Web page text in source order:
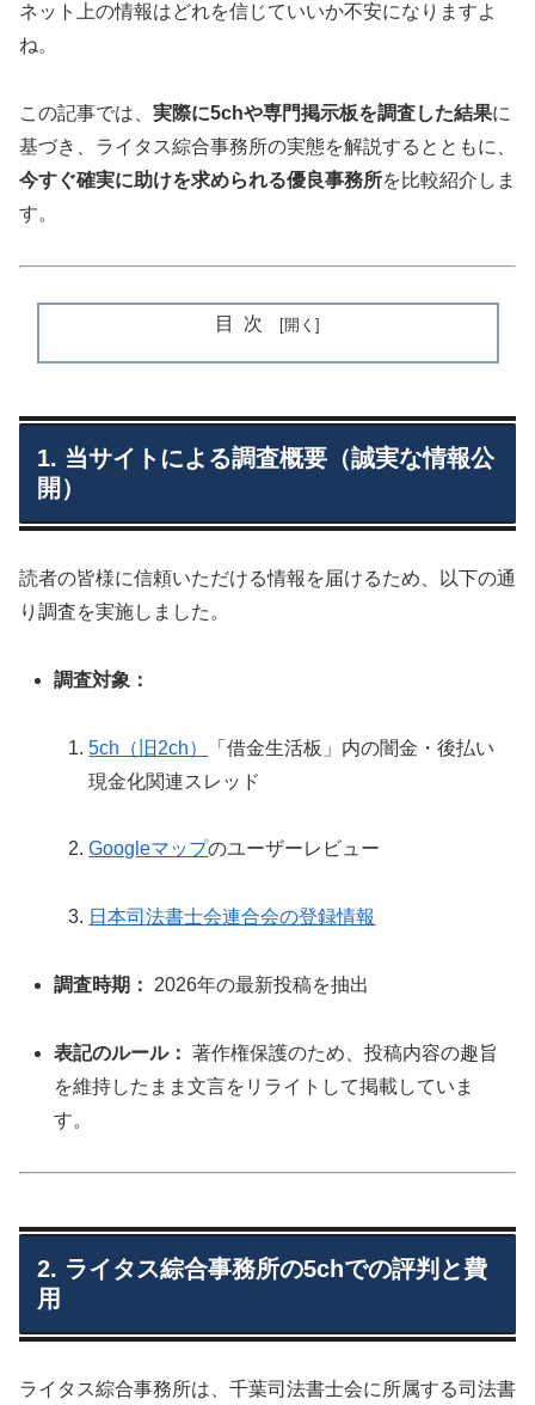
ネット上の情報はどれを信じていいか不安になりますよ
ね。
この記事では、 実際に5chや専門掲示板を調査した結果に
基づき、ライタス綜合事務所の実態を解説するとともに、
今すぐ確実に助けを求められる優良事務所を比較紹介しま
す。
目次
1. 当サイトによる調査概要（誠実な情報公
開）
読者の皆様に信頼いただける情報を届けるため、以下の通
り調査を実施しました。
調査対象：
5ch（旧2ch）
「借金生活板」内の闇金・後払い
現金化関連スレッド
Googleマップのユーザーレビュー
日本司法書士会連合会の登録情報
調査時期： 2026年の最新投稿を抽出
表記のルール： 著作権保護のため、投稿内容の趣旨
を維持したまま文言をリライトして掲載していま
す。
2. ライタス綜合事務所の5chでの評判と費
用
ライタス綜合事務所は、千葉司法書士会に所属する司法書